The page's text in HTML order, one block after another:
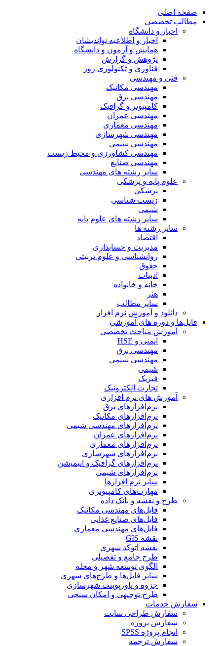
صفحه اصلی
مطالب تخصصی
اخبار و دانشگاه
اخبار و اطلاعیه نواندیشان
همایش و آزمون و دانشگاه
پژوهش و گزارش
فناوری و تکنولوژی روز
فنی و مهندسی
مهندسی مکانیک
مهندسی برق
کامپیوتر و گرافیک
مهندسی عمران
مهندسی معماری
مهندسی شهرسازی
مهندسی شیمی
مهندسی کشاورزی و محیط زیست
مهندسی صنایع
سایر رشته های مهندسی
علوم پایه و پزشکی
پزشکی
زیست شناسی
شیمی
سایر رشته های علوم پایه
سایر رشته ها
اقتصاد
مدیریت و حسابداری
روانشناسی و علوم تربیتی
حقوق
ادبیات
خانه و خانواده
هنر
سایر مطالب
دانلود و آموزش نرم افزار
فایل‌ها و دوره های آموزشی
آموزش مباحث تخصصی
ایمنی و HSE
مهندسی برق
مهندسی شیمی
شیمی
فیزیک
تجارت الکترونیک
آموزش های نرم افزاری
نرم‌افزارهای برق
نرم‌افزارهای مکانیک
نرم‌افزارهای مهندسی شیمی
نرم‌افزارهای عمران
نرم‌افزارهای معماری
نرم‌افزارهای شهرسازی
نرم‌افزارهای گرافیک و انیمیشن
نرم‌افزارهای شیمی
سایر نرم افزارها
مهارت‌های کامپیوتری
طرح و نقشه و بانک داده
فایل‌های مهندسی مکانیک
فایل‌های صنایع غذایی
فایل‌های مهندسی معماری
نقشه GIS
نقشه اتوکد شهری
طرح جامع و تفصیلی
الگوی توسعه شهر و محله
سایر فایل‌ها و طرح‌های شهری
جزوه و پاورپوینت شهرسازی
طرح توجیهی و امکان سنجی
سفارش خدمات
سفارش طراحی سایت
سفارش پروژه
انجام پروژه SPSS
سفارش ترجمه